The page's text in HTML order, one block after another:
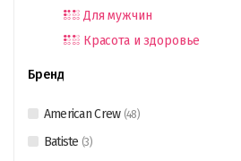
Для мужчин
Красота и здоровье
Бренд
American Crew (48)
Batiste (3)